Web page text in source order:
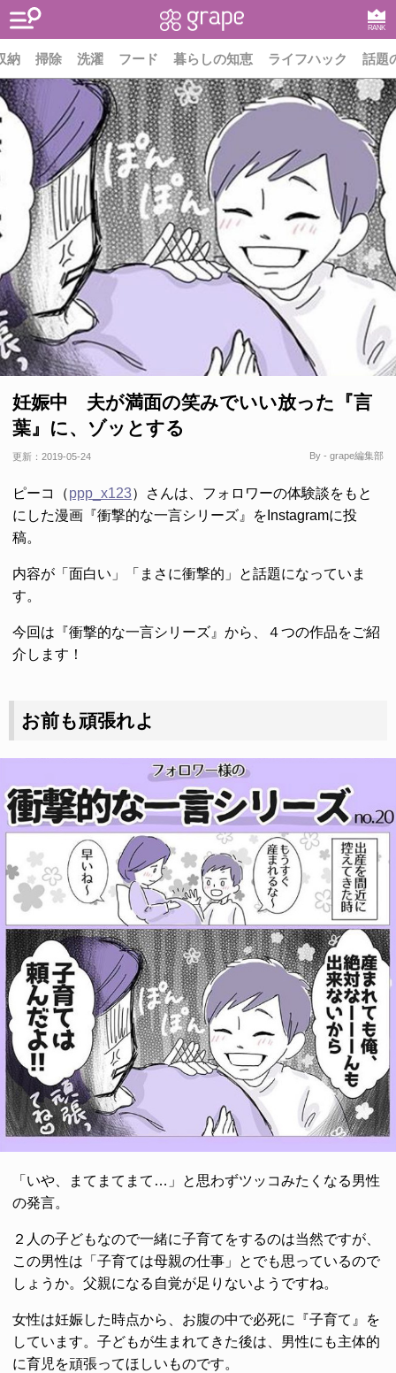
RANK
納 掃除 洗濯 フード 暮らしの知恵 ライフハック 話題
妊娠中 夫が満面の笑みでいい放った『言
葉』に、ゾッとする
更新： 2019-05-24 By - grape編集部
ピーコ（ppp_x123）さんは、フォロワーの体験談をもと
にした漫画『衝撃的な一言シリーズ』をInstagramに投
稿。
内容が「面白い」「まさに衝撃的」と話題になっていま
す。
今回は『衝撃的な一言シリーズ』から、４つの作品をご紹
介します！
お前も頑張れよ
「いや、まてまてまて…」と思わずツッコみたくなる男性
の発言。
２人の子どもなので一緒に子育てをするのは当然ですが、
この男性は「子育ては母親の仕事」とでも思っているので
しょうか。父親になる自覚が足りないようですね。
女性は妊娠した時点から、お腹の中で必死に『子育て』を
しています。子どもが生まれてきた後は、男性にも主体的
に育児を頑張ってほしいものです。